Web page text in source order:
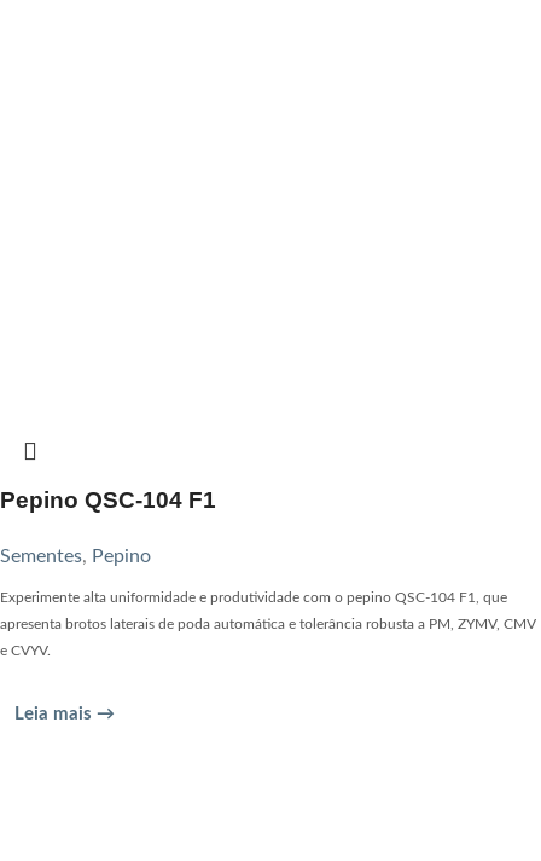
Pepino QSC-104 F1
Sementes, Pepino
Experimente alta uniformidade e produtividade com o pepino QSC-104 F1, que
apresenta brotos laterais de poda automática e tolerância robusta a PM, ZYMV, CMV
e CVYV.
Leia mais →